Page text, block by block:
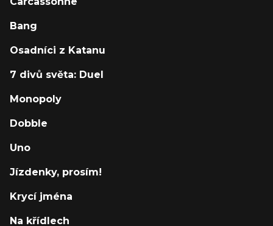
Bang
Osadníci z Katanu
7 divů světa: Duel
Monopoly
Dobble
Uno
Jízdenky, prosím!
Krycí jména
Na křídlech